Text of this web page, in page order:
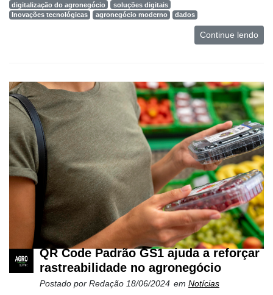
Tecnologia
Liberali
Netrin
Néctar
Tecprime
Agro
Consulting
Manager
ONE
digitalização do agronegócio
soluções digitais
Inovações tecnológicas
agronegócio moderno dados
Continue lendo
QR Code Padrão GS1 ajuda a reforçar
rastreabilidade no agronegócio
Postado por Redação 18/06/2024 em Notícias